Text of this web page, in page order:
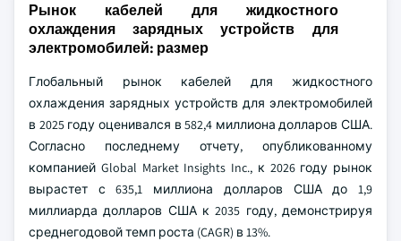
Рынок кабелей для жидкостного
охлаждения зарядных устройств для
электромобилей: размер
Глобальный рынок кабелей для жидкостного
охлаждения зарядных устройств для электромобилей
в 2025 году оценивался в 582,4 миллиона долларов США.
Согласно последнему отчету, опубликованному
компанией Global Market Insights Inc., к 2026 году рынок
вырастет с 635,1 миллиона долларов США до 1,9
миллиарда долларов США к 2035 году, демонстрируя
среднегодовой темп роста (CAGR) в 13%.